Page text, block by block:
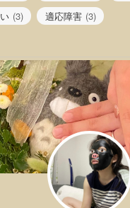
(3) 適応障害 (3)